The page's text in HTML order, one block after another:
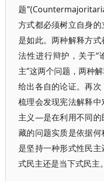
题
方式都必须树立自身
是如此。两种解释方
法性进行辩护，关于“
主”这两个问题，两种
给出各自的论证。再
梳理会发现宪法解释
主义—是在利用不同的
藏的问题实质是依据
是坚持一种形式性民
式民主还是当下式民主。